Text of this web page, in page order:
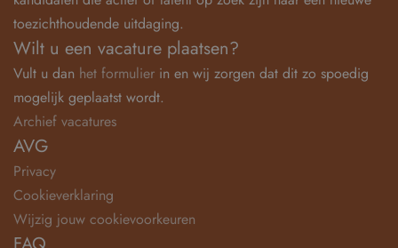
toezichthoudende uitdaging.
Wilt u een vacature plaatsen?
Vult u dan het formulier in en wij zorgen dat dit zo spoedig
mogelijk geplaatst wordt.
Archief vacatures
AVG
Privacy
Cookieverklaring
Wijzig jouw cookievoorkeuren